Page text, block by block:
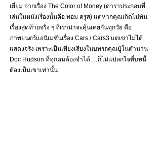
เยี่ยม จากเรื่อง The Color of Money (ดาราประกอบที่
เล่นในหนังเรื่องนั้นคือ ทอม ครูส) แต่หากคุณเกิดไม่ทัน
เรื่องสุดท้ายจริง ๆ ที่เราน่าจะคุ้นเคยกันทุกวัย คือ
ภาพยนตร์แอนิเมชันเรื่อง Cars / Cars3 แต่เขาไม่ได้
แสดงจริง เพราะเป็นเพียงเสียงในบทรถคุณปู่ในตำนาน
Doc Hudson ที่ทุกคนต้องจำได้ …ก็ไม่แปลกใจที่บทนี้
ต้องเป็นเขาเท่านั้น